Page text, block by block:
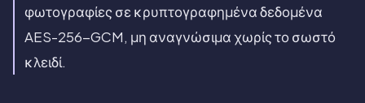
φωτογραφίες σε κρυπτογραφημένα δεδομένα
AES-256-GCM, μη αναγνώσιμα χωρίς το σωστό
κλειδί.